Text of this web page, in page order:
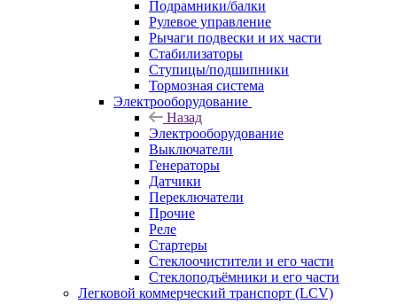
Подрамники/балки
Рулевое управление
Рычаги подвески и их части
Стабилизаторы
Ступицы/подшипники
Тормозная система
Электрооборудование
Назад
Электрооборудование
Выключатели
Генераторы
Датчики
Переключатели
Прочие
Реле
Стартеры
Стеклоочистители и его части
Стеклоподъёмники и его части
Легковой коммерческий транспорт (LCV)